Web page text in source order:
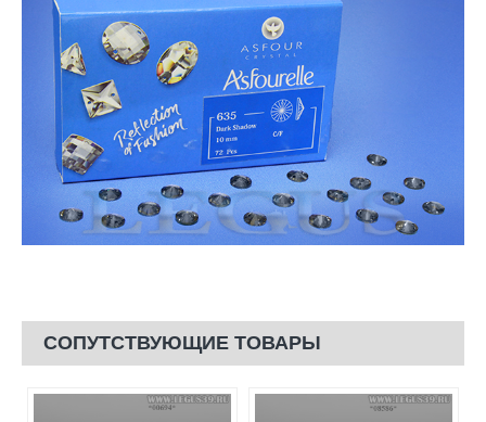
СОПУТСТВУЮЩИЕ ТОВАРЫ